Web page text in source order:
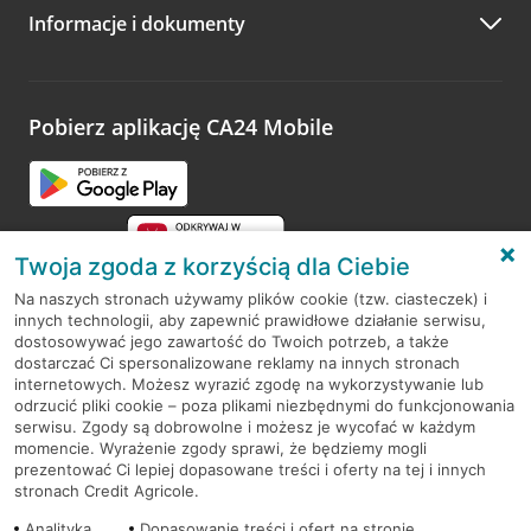
Zachęcamy do podzielenia się z nami opinią o wizycie.
opinie.
Informacje i dokumenty
Pobierz aplikację CA24 Mobile
RODO
Regulamin serwisu
Mapa serwisu
PolitykaCookies
Twoja zgoda z korzyścią dla Ciebie
Na naszych stronach używamy plików cookie (tzw. ciasteczek) i
innych technologii, aby zapewnić prawidłowe działanie serwisu,
dostosowywać jego zawartość do Twoich potrzeb, a także
dostarczać Ci spersonalizowane reklamy na innych stronach
internetowych. Możesz wyrazić zgodę na wykorzystywanie lub
odrzucić pliki cookie – poza plikami niezbędnymi do funkcjonowania
serwisu. Zgody są dobrowolne i możesz je wycofać w każdym
momencie. Wyrażenie zgody sprawi, że będziemy mogli
prezentować Ci lepiej dopasowane treści i oferty na tej i innych
stronach Credit Agricole.